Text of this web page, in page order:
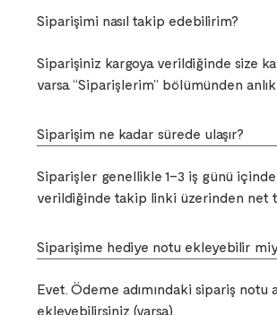
Siparişimi nasıl takip edebilirim?
Siparişiniz kargoya verildiğinde size
varsa “Siparişlerim” bölümünden
Siparişim ne kadar sürede ulaşır?
Siparişler genellikle 1–3 iş günü
verildiğinde takip linki üzerinden net
Siparişime hediye notu ekleyebilir
Evet. Ödeme adımındaki sipariş notu
ekleyebilirsiniz (varsa).